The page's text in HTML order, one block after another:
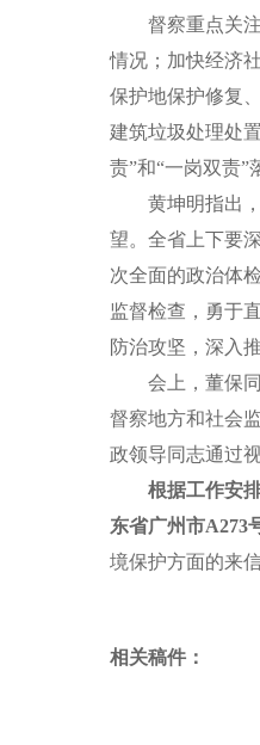
督察重点关注
情况 ；加快经济
保护地保护修复
建筑垃圾处理处置
责”和“一岗双责”
黄坤明指出
望。全省上下要
次全面的政治体
监督检查，勇于
防治攻坚，深入
会上， 董保同
督察地方和社会
政领导同志通过
根据工作安
东省广州市A273
境保护方面的来
相关稿件：